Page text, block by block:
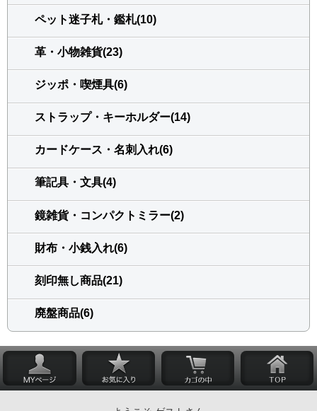
ペット迷子札・鑑札(10)
革・小物雑貨(23)
ジッポ・喫煙具(6)
ストラップ・キーホルダー(14)
カードケース・名刺入れ(6)
筆記具・文具(4)
鏡雑貨・コンパクトミラー(2)
財布・小銭入れ(6)
刻印無し商品(21)
廃盤商品(6)